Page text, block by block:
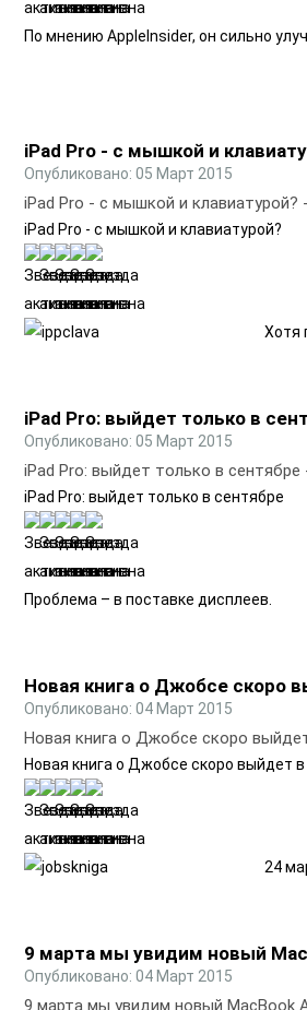
По мнению AppleInsider, он сильно
iPad Pro - с мышкой и
Опубликовано: 05 Март 2015
iPad Pro - с мышкой и клавиатурой? -
iPad Pro - с мышкой и клавиатурой?
Хотя
iPad Pro: выйдет только в
Опубликовано: 05 Март 2015
iPad Pro: выйдет только в сентябре
iPad Pro: выйдет только в сентябре
Проблема – в поставке дисплеев.
Новая книга о Джобсе скоро
Опубликовано: 04 Март 2015
Новая книга о Джобсе скоро
Новая книга о Джобсе скоро выйдет в
24
9 марта мы увидим новый
Опубликовано: 04 Март 2015
9 марта мы увидим новый MacBook